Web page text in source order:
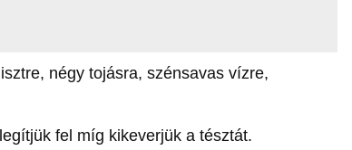
négy tojásra, szénsavas vízre,
fel míg kikeverjük a tésztát.